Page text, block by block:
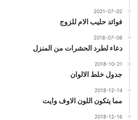
2021-07-02
فوائد حليب الام للزوج
2018-07-08
دعاء لطرد الحشرات من المنزل
2018-10-21
جدول خلط الالوان
2018-12-14
مما يتكون اللون الاوف وايت
2018-12-16